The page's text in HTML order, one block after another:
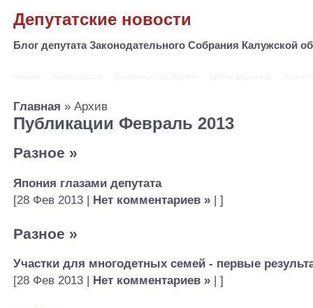
Депутатские новости
Блог депутата Законодательного Собрания Калужской
Главная » Архив
Публикации Февраль 2013
Разное »
Япония глазами депутата
[28 Фев 2013 | Нет комментариев » | ]
Разное »
Участки для многодетных семей - первые
[28 Фев 2013 | Нет комментариев » | ]